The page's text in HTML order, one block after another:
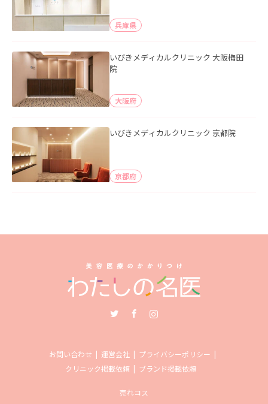
兵庫県
いびきメディカルクリニック 大阪梅田
院
大阪府
いびきメディカルクリニック 京都院
京都府
お問い合わせ 運営会社
プライバシーポリシー
クリニック掲載依頼
ブランド掲載依頼
売れコス